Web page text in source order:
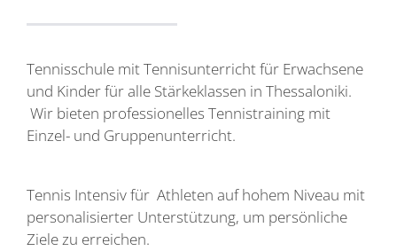
Tennisschule mit Tennisunterricht für Erwachsene
und Kinder für alle Stärkeklassen in Thessaloniki.
Wir bieten professionelles Tennistraining mit
Einzel- und Gruppenunterricht.
Tennis Intensiv für Athleten auf hohem Niveau mit
personalisierter Unterstützung, um persönliche
Ziele zu erreichen.